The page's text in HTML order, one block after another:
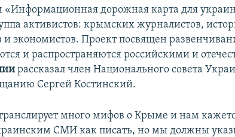
дорожная карта для
активистов: крымских журналистов,
и экономистов. Проект посвящен
и распространяются российскими и
рассказал член Национального совета
Сергей Костинский.
много мифов о Крыме и нам
СМИ как писать, но мы должны